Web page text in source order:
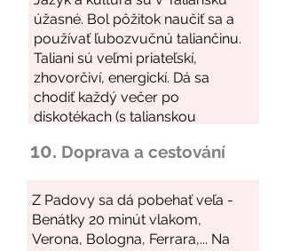
10. Doprava a cestování